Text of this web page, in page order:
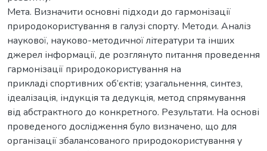
Мета. Визначити основні підходи до гармонізації
природокористування в галузі спорту. Методи. Аналіз
наукової, науково-методичної літератури та інших
джерел інформації, де розглянуто питання проведення
гармонізації природокористування на
прикладі спортивних об’єктів; узагальнення, синтез,
ідеалізація, індукція та дедукція, метод спрямування
від абстрактного до конкретного. Результати. На основі
проведеного дослідження було визначено, що для
організації збалансованого природокористування у